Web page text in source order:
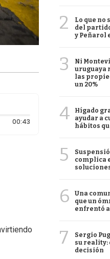
00:43Duración: 43 segundos
2
Lo que no
del
y Peñarol
3
Ni
uruguaya
las
un 20%
4
Hígado
ayudar a
hábitos
5
complica
6
Una
que un
enfrentó
7
Sergio
su reality:
decisión